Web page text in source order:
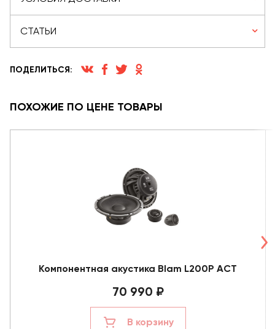
СТАТЬИ
ПОДЕЛИТЬСЯ:
ПОХОЖИЕ ПО ЦЕНЕ ТОВАРЫ
Компонентная акустика Blam L200P ACT
70 990 ₽
В корзину